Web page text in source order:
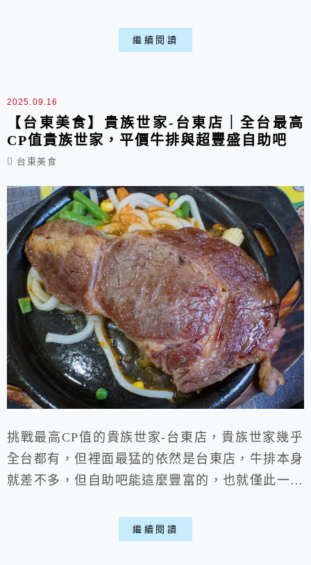
像是炸鬼頭刀魚柳、炒海瓜子、乾煎鮮魚等，除了
固定菜單外，每天都會有限定菜色，要是有選擇障
想找台東美食不要錯過這家歐。
繼續閱讀
2025.09.16
【台東美食】貴族世家-台東店｜全台最高
CP值貴族世家，平價牛排與超豐盛自助吧
台東美食
挑戰最高CP值的貴族世家-台東店，貴族世家幾乎
全台都有，但裡面最猛的依然是台東店，牛排本身
就差不多，但自助吧能這麼豐富的，也就僅此一家
更替菜色，能以400-600的價位，吃到這樣的水
準，特別是還在相對鄉下的台東，更是讓人驚嘆，
繼續閱讀